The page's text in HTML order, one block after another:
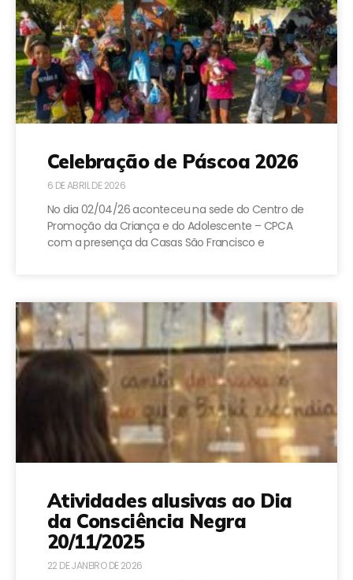
Celebração de Páscoa 2026
6 DE ABRIL DE 2026
No dia 02/04/26 aconteceu na sede do Centro de
Promoção da Criança e do Adolescente – CPCA
com a presença da Casas São Francisco e
Atividades alusivas ao Dia
da Consciência Negra
20/11/2025
22 DE JANEIRO DE 2026